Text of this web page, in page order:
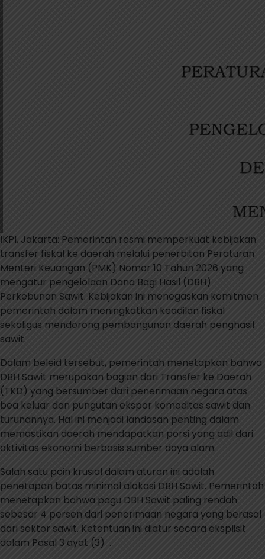
IKPI, Jakarta: Pemerintah resmi memperkuat kebijakan
transfer fiskal ke daerah melalui penerbitan Peraturan
Menteri Keuangan (PMK) Nomor 10 Tahun 2026 yang
mengatur pengelolaan Dana Bagi Hasil (DBH)
Perkebunan Sawit. Kebijakan ini menegaskan komitmen
pemerintah dalam meningkatkan keadilan fiskal
sekaligus mendorong pembangunan daerah penghasil
sawit.
Dalam beleid tersebut, pemerintah menetapkan bahwa
DBH Sawit merupakan bagian dari Transfer ke Daerah
(TKD) yang bersumber dari penerimaan negara atas
bea keluar dan pungutan ekspor komoditas sawit dan
turunannya. Hal ini menjadi landasan penting dalam
memastikan daerah mendapatkan porsi yang adil dari
aktivitas ekonomi berbasis sumber daya alam.
Salah satu poin krusial dalam aturan ini adalah
penetapan batas minimal alokasi DBH Sawit. Pemerintah
menetapkan bahwa pagu DBH Sawit paling rendah
sebesar 4 persen dari penerimaan negara yang berasal
dari sektor sawit. Ketentuan ini diatur secara eksplisit
dalam Pasal 3 ayat (3) .